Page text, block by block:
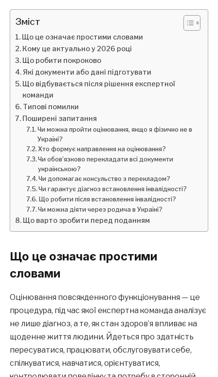
Зміст
Що це означає простими словами
Кому це актуально у 2026 році
Що робити покроково
Які документи або дані підготувати
Що відбувається після рішення експертної
команди
Типові помилки
Поширені запитання
Чи можна пройти оцінювання, якщо я фізично не в
Україні?
Хто формує направлення на оцінювання?
Чи обов’язково перекладати всі документи
українською?
Чи допомагає консульство з перекладом?
Чи гарантує діагноз встановлення інвалідності?
Що робити після встановлення інвалідності?
Чи можна діяти через родича в Україні?
Що варто зробити перед поданням
Що це означає простими
словами
Оцінювання повсякденного функціонування — це
процедура, під час якої експертна команда аналізує
не лише діагноз, а те, як стан здоров’я впливає на
щоденне життя людини. Йдеться про здатність
пересуватися, працювати, обслуговувати себе,
спілкуватися, навчатися, орієнтуватися,